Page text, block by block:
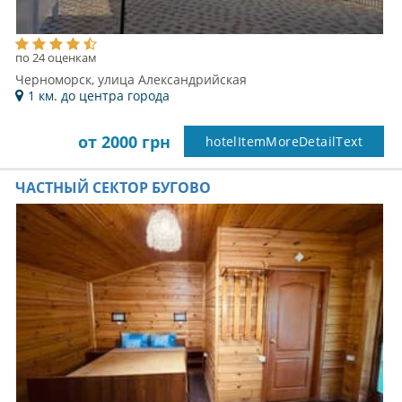
по 24 оценкам
Черноморск, улица Александрийская
1 км. до центра города
от 2000 грн hotelItemMoreDetailText
ЧАСТНЫЙ СЕКТОР БУГОВО